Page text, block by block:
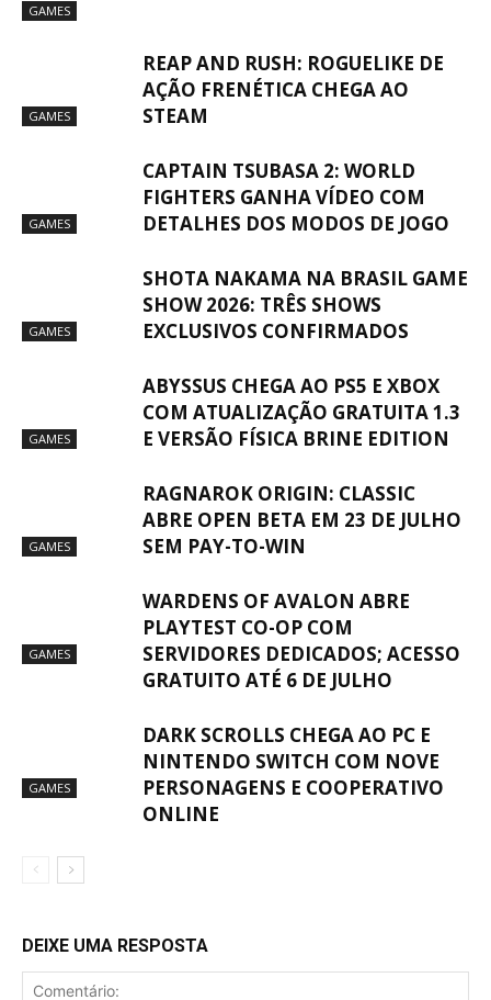
GAMES
GAMES
REAP AND RUSH: ROGUELIKE DE
AÇÃO FRENÉTICA CHEGA AO
STEAM
GAMES
CAPTAIN TSUBASA 2: WORLD
FIGHTERS GANHA VÍDEO COM
DETALHES DOS MODOS DE JOGO
GAMES
SHOTA NAKAMA NA BRASIL GAME
SHOW 2026: TRÊS SHOWS
EXCLUSIVOS CONFIRMADOS
GAMES
ABYSSUS CHEGA AO PS5 E XBOX
COM ATUALIZAÇÃO GRATUITA 1.3
E VERSÃO FÍSICA BRINE EDITION
GAMES
RAGNAROK ORIGIN: CLASSIC
ABRE OPEN BETA EM 23 DE JULHO
SEM PAY-TO-WIN
GAMES
WARDENS OF AVALON ABRE
PLAYTEST CO-OP COM
SERVIDORES DEDICADOS; ACESSO
GRATUITO ATÉ 6 DE JULHO
GAMES
DARK SCROLLS CHEGA AO PC E
NINTENDO SWITCH COM NOVE
PERSONAGENS E COOPERATIVO
ONLINE
DEIXE UMA RESPOSTA